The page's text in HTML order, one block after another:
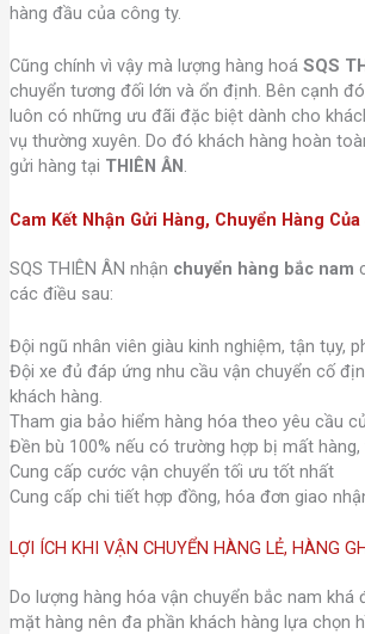
hàng đầu của công ty.
Cũng chính vì vậy mà lượng hàng hoá SQS
chuyển tương đối lớn và ổn định. Bên cạnh
luôn có những ưu đãi đặc biệt dành cho
vụ thường xuyên. Do đó khách hàng hoàn
gửi hàng tại THIÊN ÂN.
Cam Kết Nhận Gửi Hàng, Chuyển Hàng Của
SQS THIÊN ÂN nhận chuyển hàng bắc nam
các điều sau:
Đội ngũ nhân viên giàu kinh nghiệm, tận tụy,
Đội xe đủ đáp ứng nhu cầu vận chuyển cố
khách hàng.
Tham gia bảo hiểm hàng hóa theo yêu cầu
Đền bù 100% nếu có trường hợp bị mất
Cung cấp cước vận chuyển tối ưu tốt nhất
Cung cấp chi tiết hợp đồng, hóa đơn giao
LỢI ÍCH KHI VẬN CHUYỂN HÀNG LẺ, HÀNG
Do lượng hàng hóa vận chuyển bắc nam khá
mặt hàng nên đa phần khách hàng lựa chọn